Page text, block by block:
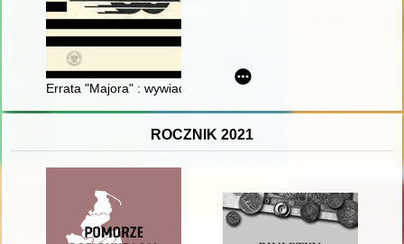
Errata "Majora" : wywiad rzeka z Dariuszem Olszewskim
ROCZNIK 2021